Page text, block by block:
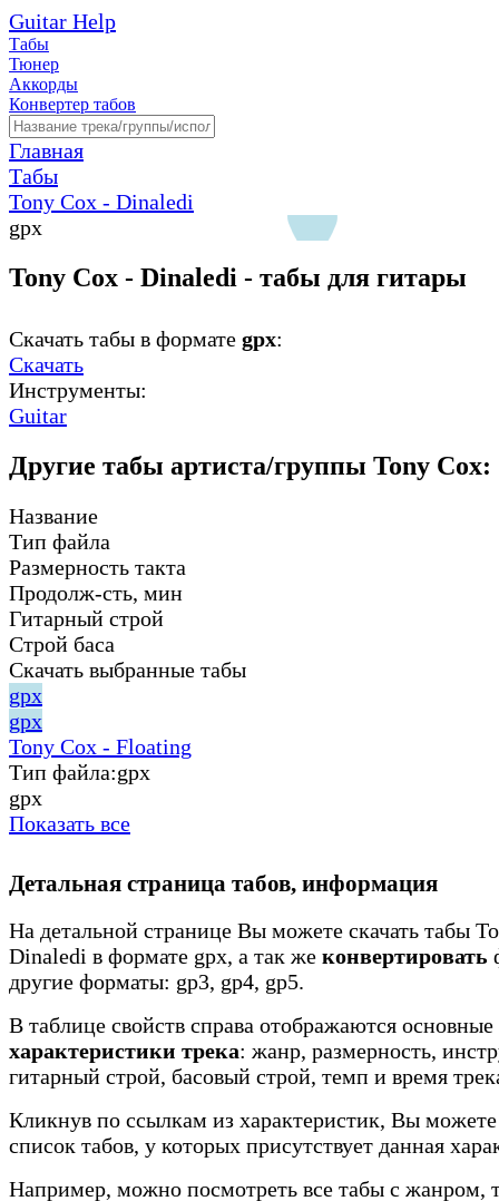
Guitar Help
Табы
Тюнер
Аккорды
Конвертер табов
Главная
Табы
Tony Cox - Dinaledi
gpx
Tony Cox - Dinaledi - табы для гитары
Скачать табы в формате gpx:
Скачать
Инструменты:
Guitar
Другие табы артиста/группы Tony Cox:
Название
Тип файла
Размерность такта
Продолж-сть, мин
Гитарный строй
Строй баса
Скачать выбранные табы
gpx
gpx
Tony Cox - Floating
Тип файла:gpx
gpx
Показать все
Детальная страница табов, информация
На детальной странице Вы можете скачать табы
Dinaledi в формате gpx, а так же конвертировать
другие форматы: gp3, gp4, gp5.
В таблице свойств справа отображаются основные
характеристики трека: жанр, размерность,
гитарный строй, басовый строй, темп и время
Кликнув по ссылкам из характеристик, Вы
список табов, у которых присутствует данная
Например, можно посмотреть все табы с жанром,